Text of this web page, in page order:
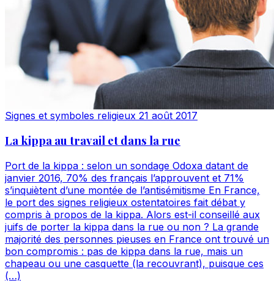
Signes et symboles religieux 21 août 2017
La kippa au travail et dans la rue
Port de la kippa : selon un sondage Odoxa datant de
janvier 2016, 70% des français l’approuvent et 71%
s’inquiètent d’une montée de l’antisémitisme En France,
le port des signes religieux ostentatoires fait débat y
compris à propos de la kippa. Alors est-il conseillé aux
juifs de porter la kippa dans la rue ou non ? La grande
majorité des personnes pieuses en France ont trouvé un
bon compromis : pas de kippa dans la rue, mais un
chapeau ou une casquette (la recouvrant), puisque ces
(…)